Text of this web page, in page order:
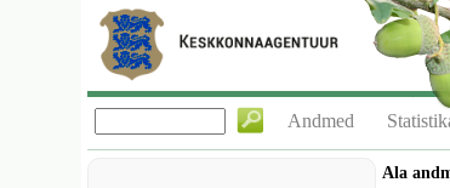
Andmed
Ala